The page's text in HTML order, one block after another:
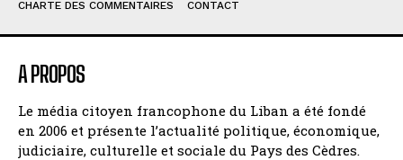
CHARTE DES COMMENTAIRES
CONTACT
A PROPOS
Le média citoyen francophone du Liban a été fondé
en 2006 et présente l’actualité politique, économique,
judiciaire, culturelle et sociale du Pays des Cèdres.